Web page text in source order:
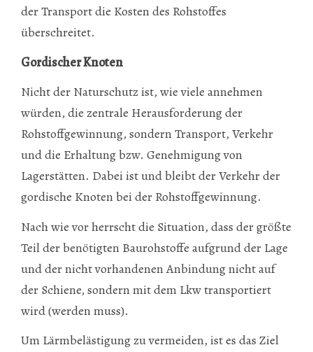
der Transport die Kosten des Rohstoffes
überschreitet.
Gordischer Knoten
Nicht der Naturschutz ist, wie viele annehmen
würden, die zentrale Herausforderung der
Rohstoffgewinnung, sondern Transport, Verkehr
und die Erhaltung bzw. Genehmigung von
Lagerstätten. Dabei ist und bleibt der Verkehr der
gordische Knoten bei der Rohstoffgewinnung.
Nach wie vor herrscht die Situation, dass der größte
Teil der benötigten Baurohstoffe aufgrund der Lage
und der nicht vorhandenen Anbindung nicht auf
der Schiene, sondern mit dem Lkw transportiert
wird (werden muss).
Um Lärmbelästigung zu vermeiden, ist es das Ziel